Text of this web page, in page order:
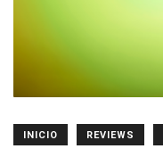
INICIO REVIEWS